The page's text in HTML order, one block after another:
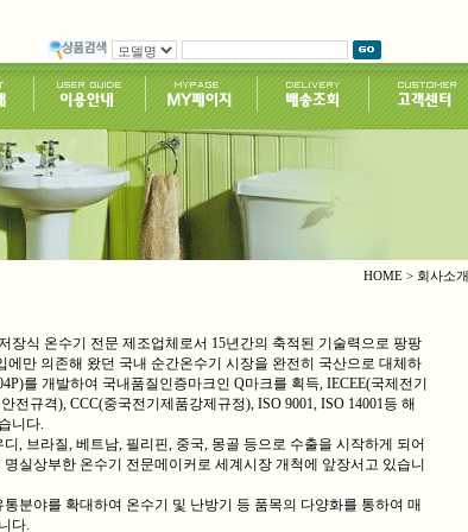
HOME > 회사소개
장식 온수기 전문 제조업체로서 15년간의 축적된 기술력으로 팡팡
에만 의존해 왔던 국내 순간온수기 시장을 완전히 국산으로 대체하
를 개발하여 국내품질인증마크인 Q마크를 획득, IECEE(국제전기
전규격), CCC(중국전기제품강제규정), ISO 9001, ISO 14001등 해
니다.
, 브라질, 베트남, 필리핀, 중국, 몽골 등으로 수출을 시작하게 되어
실상부한 온수기 전문메이커로 세계시장 개척에 앞장서고 있습니
분야를 확대하여 온수기 및 난방기 등 품목의 다양화를 통하여 매
다.